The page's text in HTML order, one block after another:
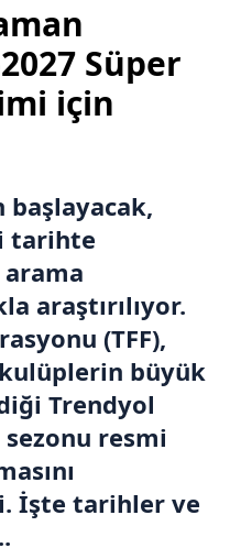
Süper
için
başlayacak,
tarihte
arama
araştırılıyor.
(TFF),
büyük
Trendyol
sezonu resmi
İşte tarihler ve